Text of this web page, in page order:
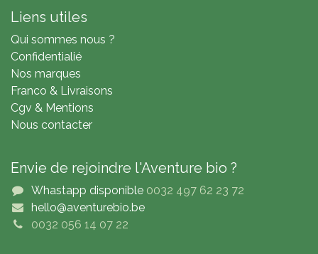
Liens utiles
Qui sommes nous ?
Confidentialié
Nos marques
Franco & Livraisons
Cgv & Mentions
Nous contacter
Envie de rejoindre l'Aventure bio ?
Whastapp disponible0032 497 62 23 72
hello@aventurebio.be
0032 056 14 07 22